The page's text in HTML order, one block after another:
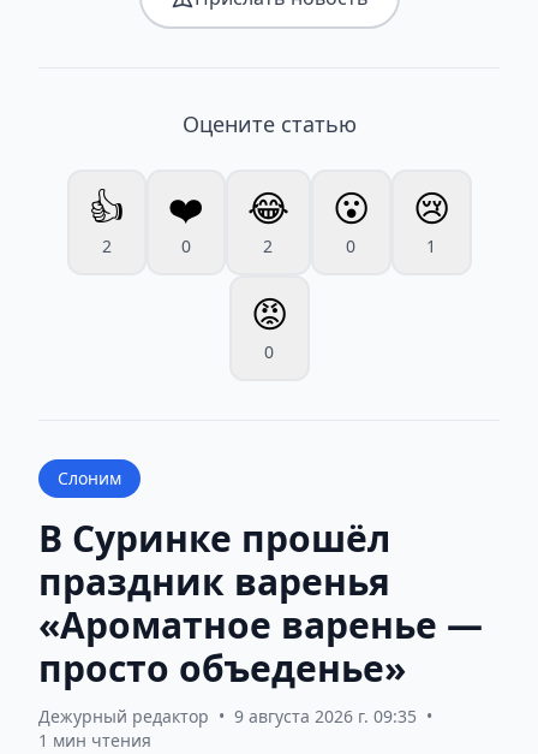
Оцените статью
👍
2
❤️
0
😂
2
😮
0
😢
1
😡
0
Слоним
В Суринке прошёл
праздник варенья
«Ароматное варенье —
просто объеденье»
Дежурный редактор • 9 августа 2026 г. 09:35 •
1 мин чтения